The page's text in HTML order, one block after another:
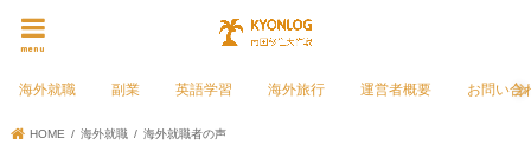
menu
海外就職 副業 英語学習 海外旅行 運営者概要 お問い合
HOME 海外就職 海外就職者の声